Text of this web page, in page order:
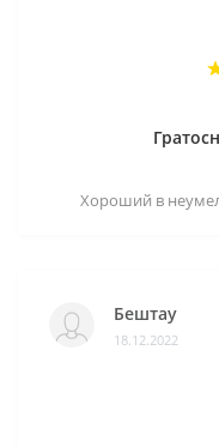
Хороший в
Бештау
18.12.2022